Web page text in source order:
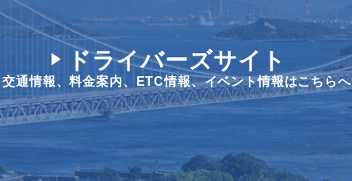
ドライバーズサイト
交通情報、料金案内、 ETC情報、イベント情報はこちらへ